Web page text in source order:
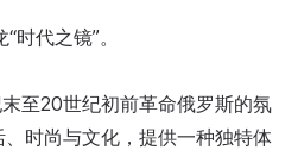
代之镜”。
至20世纪初前革命俄罗斯的氛
时尚与文化，提供一种独特体